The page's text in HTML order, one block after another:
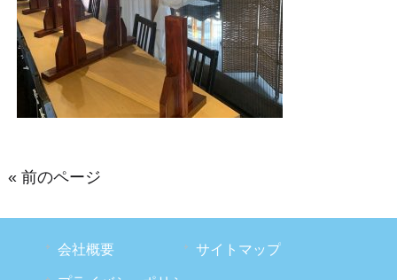
« 前のページ
会社概要 サイトマップ